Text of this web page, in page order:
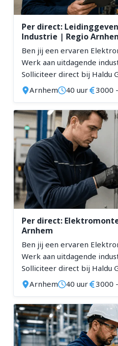
Per direct:
Industrie | Regio
Ben jij een ervaren
Werk aan uitdagende
Solliciteer direct bij Haldu
Arnhem
40 uur 3000
Per direct:
Arnhem
Ben jij een ervaren
Werk aan uitdagende
Solliciteer direct bij Haldu
Arnhem
40 uur 3000